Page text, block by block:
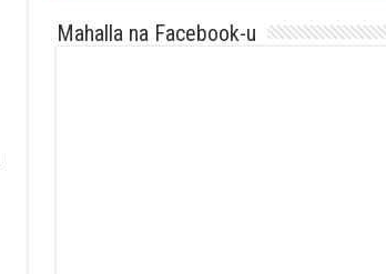
Mahalla na Facebook-u